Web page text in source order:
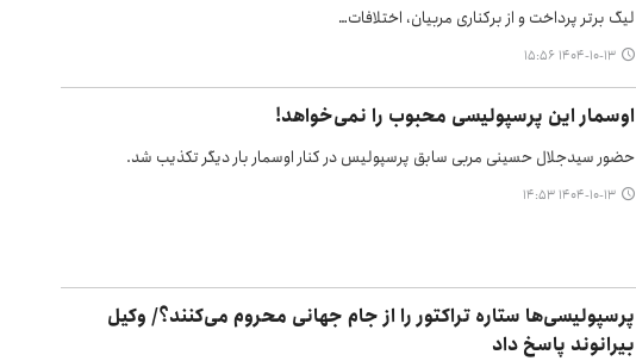
لیگ برتر پرداخت و از برکناری مربیان، اختلافات…
۱۴۰۴-۱۰-۱۳ ۱۵:۵۶
اوسمار این پرسپولیسی محبوب را نمی‌خواهد!
حضور سیدجلال حسینی مربی سابق پرسپولیس در کنار اوسمار بار دیگر تکذیب شد.
۱۴۰۴-۱۰-۱۳ ۱۴:۵۳
پرسپولیسی‌ها ستاره تراکتور را از جام جهانی محروم می‌کنند؟/ وکیل
بیرانوند پاسخ داد